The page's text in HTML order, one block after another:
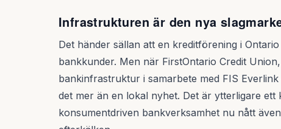
Infrastrukturen är den nya
Det händer sällan att en kreditförening i
bankkunder. Men när FirstOntario Credit
bankinfrastruktur i samarbete med FIS
det mer än en lokal nyhet. Det är ytterligare
konsumentdriven bankverksamhet nu nått